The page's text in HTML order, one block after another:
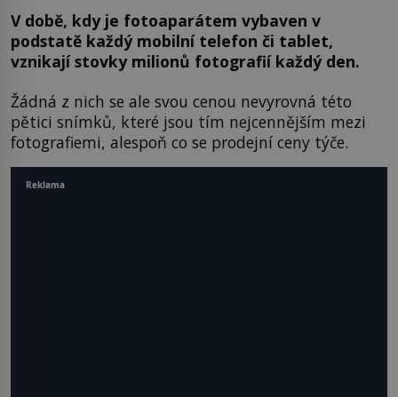
V době, kdy je fotoaparátem vybaven v
podstatě každý mobilní telefon či tablet,
vznikají stovky milionů fotografií každý den.
Žádná z nich se ale svou cenou nevyrovná této
pětici snímků, které jsou tím nejcennějším mezi
fotografiemi, alespoň co se prodejní ceny týče.
Reklama